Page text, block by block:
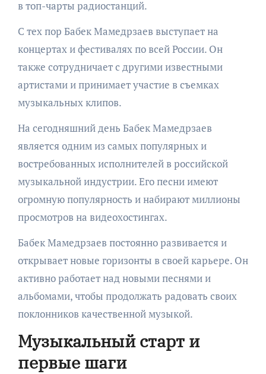
в топ-чарты радиостанций.
С тех пор Бабек Мамедрзаев выступает на
концертах и фестивалях по всей России. Он
также сотрудничает с другими известными
артистами и принимает участие в съемках
музыкальных клипов.
На сегодняшний день Бабек Мамедрзаев
является одним из самых популярных и
востребованных исполнителей в российской
музыкальной индустрии. Его песни имеют
огромную популярность и набирают миллионы
просмотров на видеохостингах.
Бабек Мамедрзаев постоянно развивается и
открывает новые горизонты в своей карьере. Он
активно работает над новыми песнями и
альбомами, чтобы продолжать радовать своих
поклонников качественной музыкой.
Музыкальный старт и
первые шаги